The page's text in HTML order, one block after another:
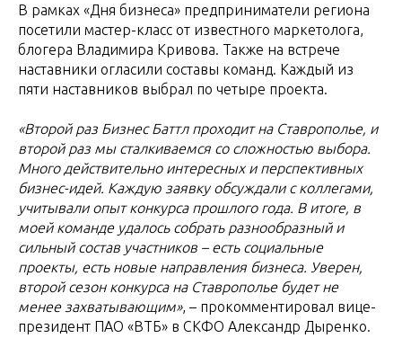
В рамках «Дня бизнеса» предприниматели региона
посетили мастер-класс от известного маркетолога,
блогера Владимира Кривова. Также на встрече
наставники огласили составы команд. Каждый из
пяти наставников выбрал по четыре проекта.
«Второй раз Бизнес Баттл проходит на Ставрополье, и
второй раз мы сталкиваемся со сложностью выбора.
Много действительно интересных и перспективных
бизнес-идей. Каждую заявку обсуждали с коллегами,
учитывали опыт конкурса прошлого года. В итоге, в
моей команде удалось собрать разнообразный и
сильный состав участников – есть социальные
проекты, есть новые направления бизнеса. Уверен,
второй сезон конкурса на Ставрополье будет не
менее захватывающим», – прокомментировал вице-
президент ПАО «ВТБ» в СКФО Александр Дыренко.